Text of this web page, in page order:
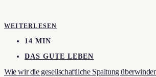
WEITERLESEN
14 MIN
DAS GUTE LEBEN
Wie wir die gesellschaftliche Spaltung